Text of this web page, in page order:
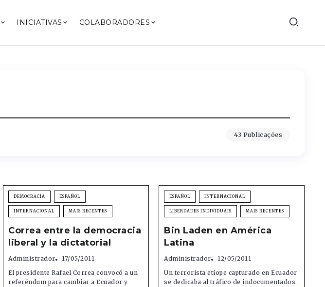
INICIATIVAS COLABORADORES
43 Publicações
DEMOCRACIA ESPAÑOL
INTERNACIONAL MAIS RECENTES
Correa entre la democracia
liberal y la dictatorial
Administrador
17/05/2011
El presidente Rafael Correa convocó a un
referéndum para cambiar a Ecuador y
ESPAÑOL INTERNACIONAL
LIBERDADES INDIVIDUAIS MAIS RECENTES
Bin Laden en América
Latina
Administrador
12/05/2011
Un terrorista etíope capturado en Ecuador
se dedicaba al tráfico de indocumentados.